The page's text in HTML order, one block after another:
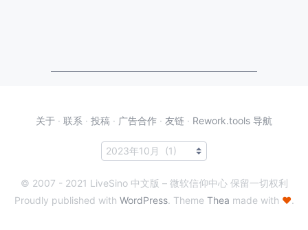
关于 · 联系 · 投稿 · 广告合作 · 友链 · Rework.tools 导航
© 2007 - 2021 LiveSino 中文版 – 微软信仰中心 保留一切权利
Proudly published with WordPress. Theme Thea made with ♥.